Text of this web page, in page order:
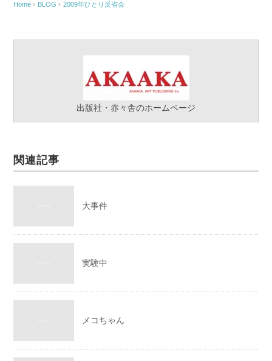
Home › BLOG › 2009年ひとり反省会
出版社・赤々舎のホームページ
関連記事
大事件
実験中
メコちゃん